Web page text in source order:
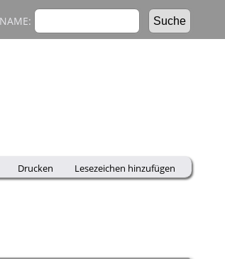
Drucken Lesezeichen hinzufügen